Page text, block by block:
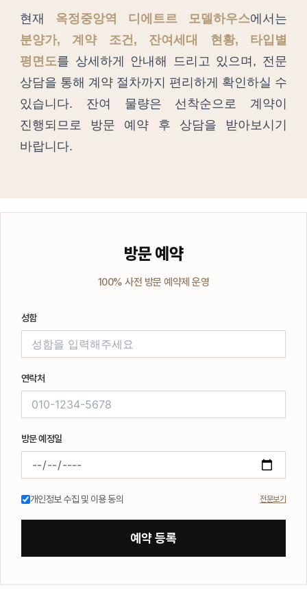
현재 옥정중앙역 디에트르 모델하우스에서는
분양가, 계약 조건, 잔여세대 현황, 타입별
평면도를 상세하게 안내해 드리고 있으며, 전문
상담을 통해 계약 절차까지 편리하게 확인하실 수
있습니다. 잔여 물량은 선착순으로 계약이
진행되므로 방문 예약 후 상담을 받아보시기
바랍니다.
방문 예약
100% 사전 방문 예약제 운영
성함
연락처
방문 예정일
개인정보 수집 및 이용 동의 전문보기
예약 등록